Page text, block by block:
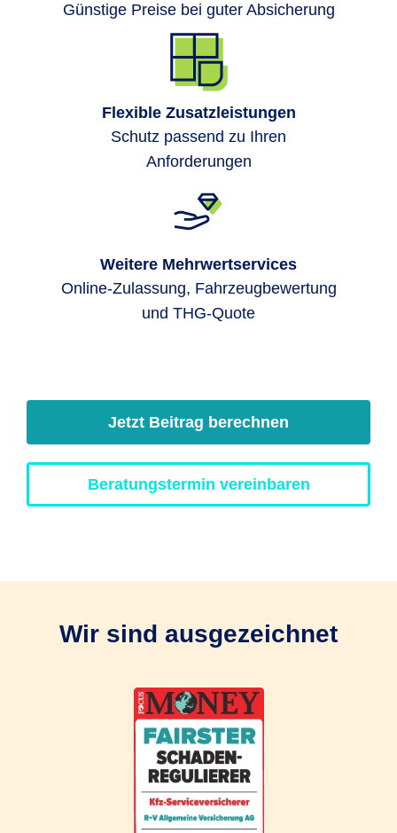
Günstige Preise bei guter Absicherung
Flexible Zusatzleistungen
Schutz passend zu Ihren
Anforderungen
Weitere Mehrwertservices
Online-Zulassung, Fahrzeugbewertung
und THG-Quote
Jetzt Beitrag berechnen
Beratungstermin vereinbaren
Wir sind ausgezeichnet